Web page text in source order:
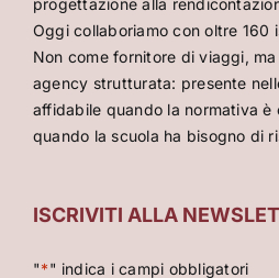
progettazione alla
Oggi collaboriamo con oltre 160
Non come fornitore di viaggi,
agency strutturata: presente
affidabile quando la normativa è
quando la scuola ha bisogno di
ISCRIVITI ALLA
"*" indica i campi obbligatori